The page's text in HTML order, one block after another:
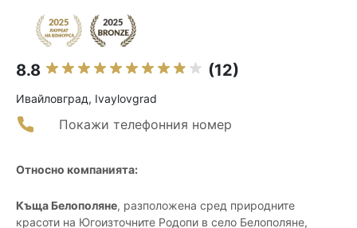
8.8 (12)
Ивайловград, Ivaylovgrad
Покажи телефонния номер
Относно компанията:
Къща Белополяне, разположена сред природните
красоти на Югоизточните Родопи в село Белополяне,